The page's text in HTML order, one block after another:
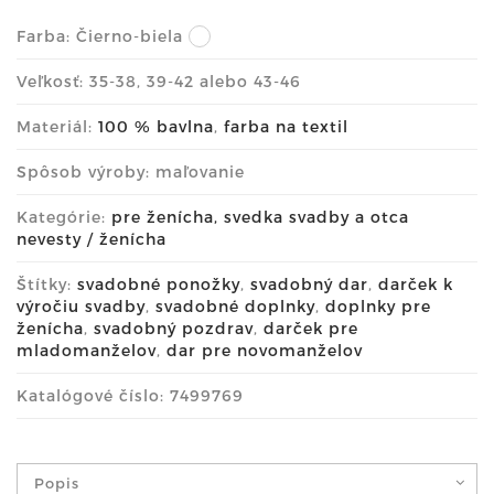
Farba: Čierno-biela
Veľkosť: 35-38, 39-42 alebo 43-46
Materiál: 100 % bavlna, farba na textil
Spôsob výroby: maľovanie
Kategórie: pre ženícha, svedka svadby a otca
nevesty / ženícha
Štítky: svadobné ponožky, svadobný dar, darček k
výročiu svadby, svadobné doplnky, doplnky pre
ženícha, svadobný pozdrav, darček pre
mladomanželov, dar pre novomanželov
Katalógové číslo: 7499769
Popis